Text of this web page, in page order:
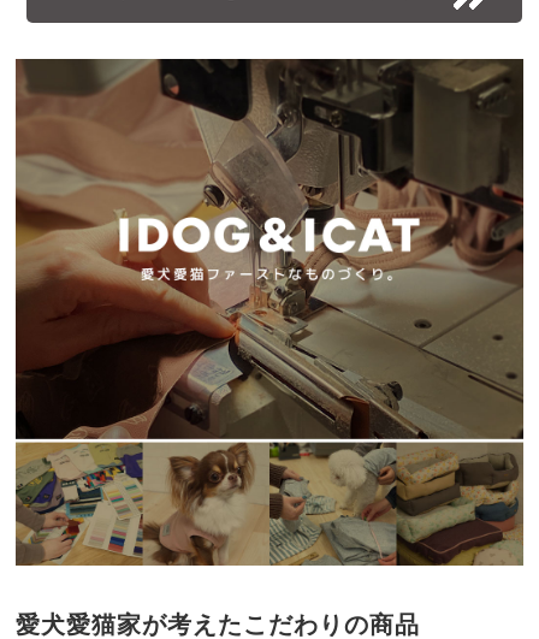
愛犬愛猫家が考えたこだわりの商品